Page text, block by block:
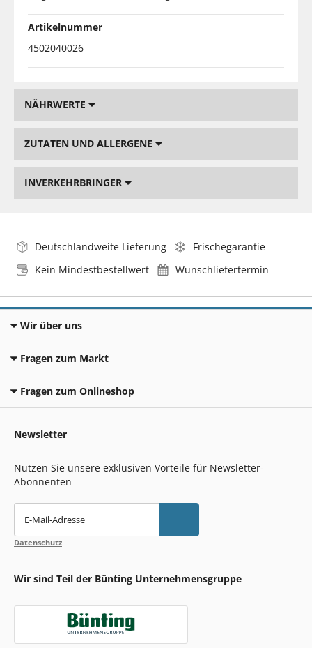
Artikelnummer
4502040026
NÄHRWERTE
ZUTATEN UND ALLERGENE
INVERKEHRBRINGER
Deutschlandweite Lieferung
Frischegarantie
Kein Mindestbestellwert
Wunschliefertermin
Wir über uns
Fragen zum Markt
Fragen zum Onlineshop
Newsletter
Nutzen Sie unsere exklusiven Vorteile für Newsletter-
Abonnenten
E-Mail-Adresse
Datenschutz
Wir sind Teil der Bünting Unternehmensgruppe